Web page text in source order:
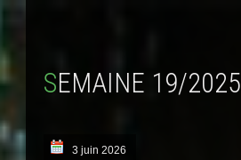
SEMAINE 19/2025
3 juin 2026